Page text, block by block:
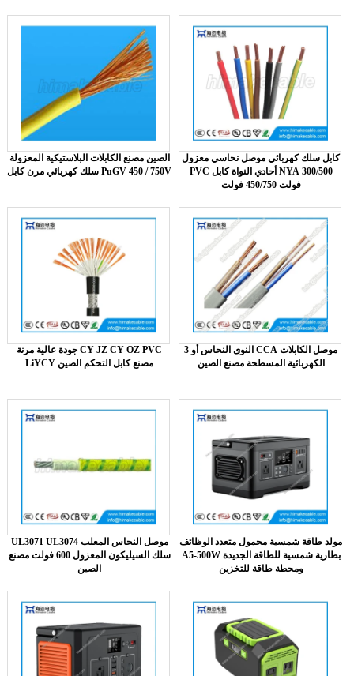
الصين مصنع الكابلات البلاستيكية المعزولة
سلك كهربائي مرن كابل PuGV 450 / 750V
كابل سلك كهربائي موصل نحاسي معزول
PVC أحادي النواة كابل NYA 300/500
فولت 450/750 فولت
جودة عالية مرنة CY-JZ CY-OZ PVC
LiYCY مصنع كابل التحكم الصين
3 النوى النحاس أو CCA موصل الكابلات
الكهربائية المسطحة مصنع الصين
UL3071 UL3074 موصل النحاس المعلب
سلك السيليكون المعزول 600 فولت مصنع
الصين
مولد طاقة شمسية محمول متعدد الوظائف
A5-500W بطارية شمسية للطاقة الجديدة
ومحطة طاقة للتخزين